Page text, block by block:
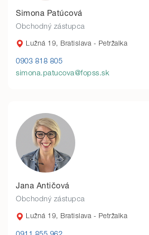
Simona Patúcová
Obchodný zástupca
Lužná 19, Bratislava - Petržalka
0903 818 805
simona.patucova@fopss.sk
Jana Antičová
Obchodný zástupca
Lužná 19, Bratislava - Petržalka